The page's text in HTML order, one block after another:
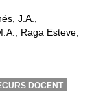
J.A.,
Raga Esteve,
DOCENT